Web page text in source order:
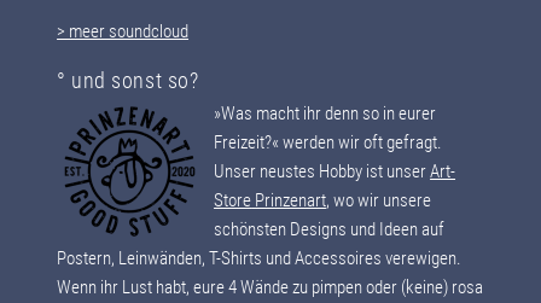
> meer soundcloud
° und sonst so?
»Was macht ihr denn so in eurer
Freizeit?« werden wir oft gefragt.
Unser neustes Hobby ist unserArt-
Store Prinzenart, wo wir unsere
schönsten Designs und Ideen auf
Postern, Leinwänden, T-Shirts und Accessoires verewigen.
Wenn ihr Lust habt, eure 4 Wände zu pimpen oder (keine) rosa